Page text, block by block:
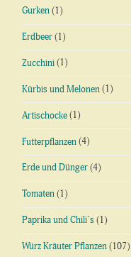
Gurken (1)
Erdbeer (1)
Zucchini (1)
Kürbis und Melonen (1)
Artischocke (1)
Futterpflanzen (4)
Erde und Dünger (4)
Tomaten (1)
Paprika und Chili´s (1)
Würz Kräuter Pflanzen (107)